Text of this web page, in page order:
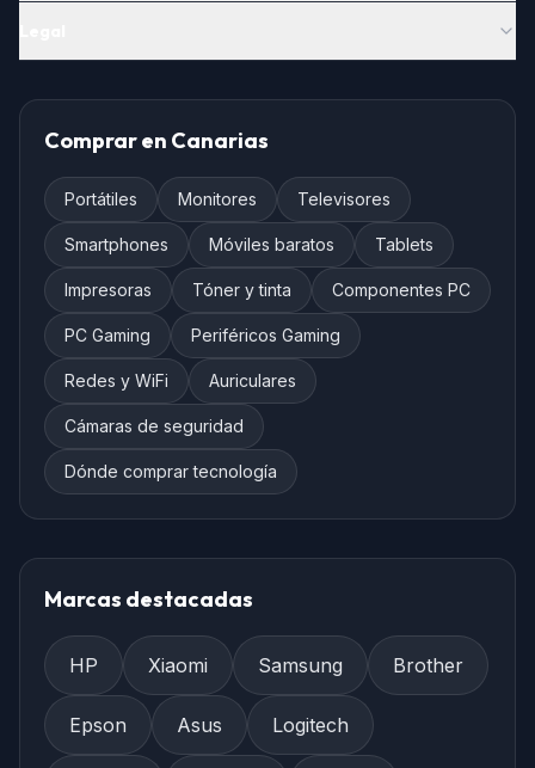
Comprar en Canarias
Portátiles Monitores Televisores
Smartphones Móviles baratos Tablets
Impresoras Tóner y tinta Componentes PC
PC Gaming Periféricos Gaming
Redes y WiFi Auriculares
Cámaras de seguridad
Dónde comprar tecnología
Marcas destacadas
HP Xiaomi Samsung Brother
Epson Asus Logitech